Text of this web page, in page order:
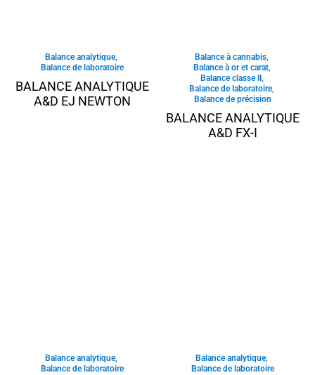
Balance analytique,
Balance de laboratoire
BALANCE ANALYTIQUE
A&D EJ NEWTON
Balance à cannabis,
Balance à or et carat,
Balance classe II ,
Balance de laboratoire,
Balance de précision
BALANCE ANALYTIQUE
A&D FX-I
Balance analytique,
Balance de laboratoire
Balance analytique,
Balance de laboratoire